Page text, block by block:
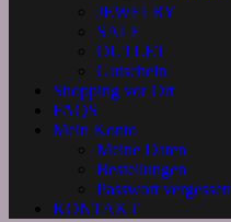
JEWELRY
SALE
OUTLET
Gutschein
Shopping vor Ort
FAQS
Mein Konto
Meine Daten
Bestellungen
Passwort vergessen
KONTAKT